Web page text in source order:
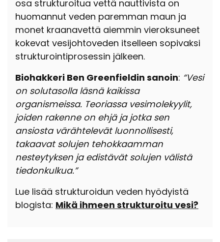
osa strukturoitua vettä nauttivista on
huomannut veden paremman maun ja
monet kraanavettä aiemmin vieroksuneet
kokevat vesijohtoveden itselleen sopivaksi
strukturointiprosessin jälkeen.
Biohakkeri Ben Greenfieldin sanoin: “Vesi
on solutasolla läsnä kaikissa
organismeissa. Teoriassa vesimolekyylit,
joiden rakenne on ehjä ja jotka sen
ansiosta värähtelevät luonnollisesti,
takaavat solujen tehokkaamman
nesteytyksen ja edistävät solujen välistä
tiedonkulkua.”
Lue lisää strukturoidun veden hyödyistä
blogista: Mikä ihmeen strukturoitu vesi?